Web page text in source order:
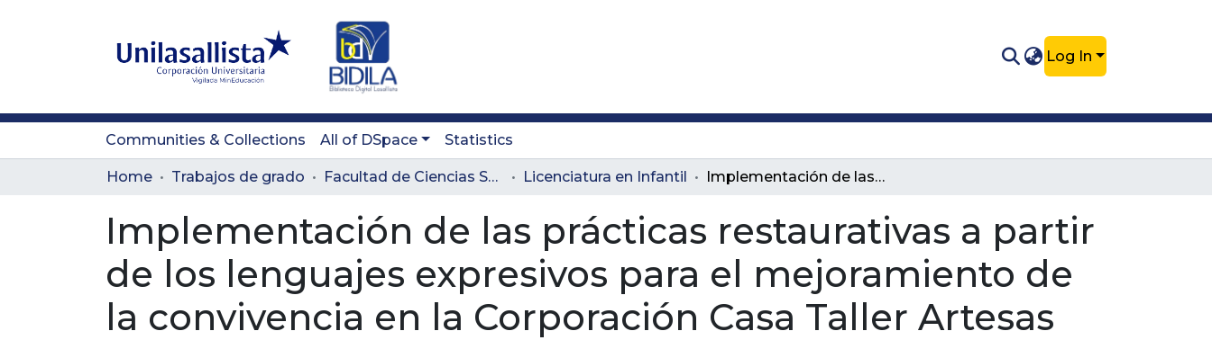
Log In
Communities & Collections All of DSpace Statistics
Home Trabajos de grado Facultad de Ciencias Sociales y Educación Licenciatura en Infantil Implementación de las prácticas restaurativas a partir de los lenguajes expresivos para el mejoramiento de la convivencia en la Corporación Casa Taller Artesas
Implementación de las prácticas restaurativas a partir
de los lenguajes expresivos para el mejoramiento de
la convivencia en la Corporación Casa Taller Artesas